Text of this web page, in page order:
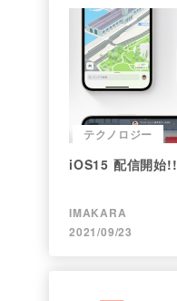
テクノロジー
iOS15 配信開始!!
IMAKARA
2021/09/23